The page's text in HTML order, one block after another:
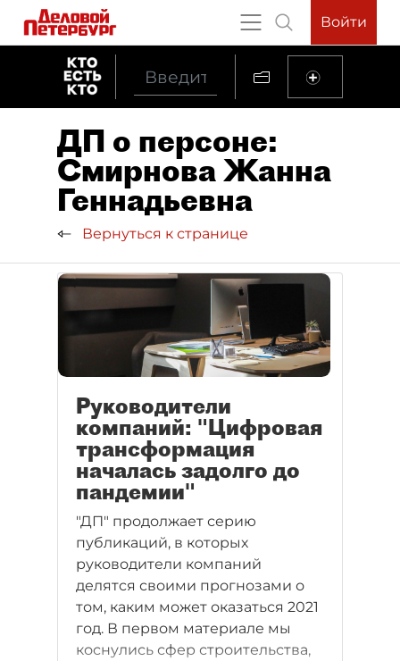
Войти
ДП о персоне:
Смирнова Жанна
Геннадьевна
Вернуться к странице
Руководители
компаний: "Цифровая
трансформация
началась задолго до
пандемии"
"ДП" продолжает серию
публикаций, в которых
руководители компаний
делятся своими прогнозами о
том, каким может оказаться 2021
год. В первом материале мы
коснулись сфер строительства,